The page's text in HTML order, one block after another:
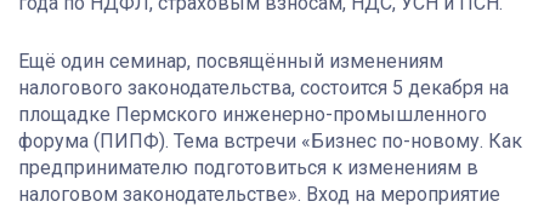
Ещё один семинар, посвящённый изменениям
налогового законодательства, состоится 5 декабря на
площадке Пермского инженерно-промышленного
форума (ПИПФ). Тема встречи «Бизнес по-новому. Как
предпринимателю подготовиться к изменениям в
налоговом законодательстве». Вход на мероприятие